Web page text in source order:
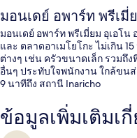
มอนเดย์ อพาร์ท พรีเมี่
มอนเดย์ อพาร์ท พรีเมี่ยม อุเอโน
และ ตลาดอาเมโยโกะ ไม่เกิน
ต่างๆ เช่น ครัวขนาดเล็ก รวมถึ
อื่นๆ ประทับใจพนักงาน ใกล้ขน
9 นาทีถึง สถานี Inaricho
ข้อมูลเพิ่มเติมเ